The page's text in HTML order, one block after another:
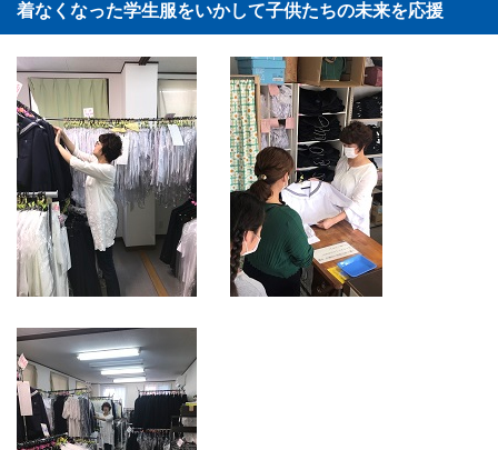
着なくなった学生服をいかして子供たちの未来を応援